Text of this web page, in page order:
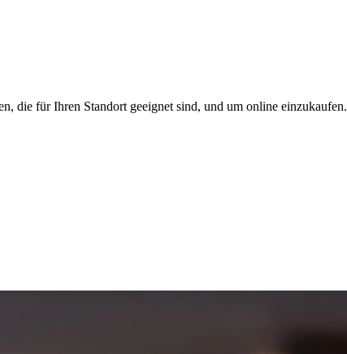
die für Ihren Standort geeignet sind, und um online einzukaufen.